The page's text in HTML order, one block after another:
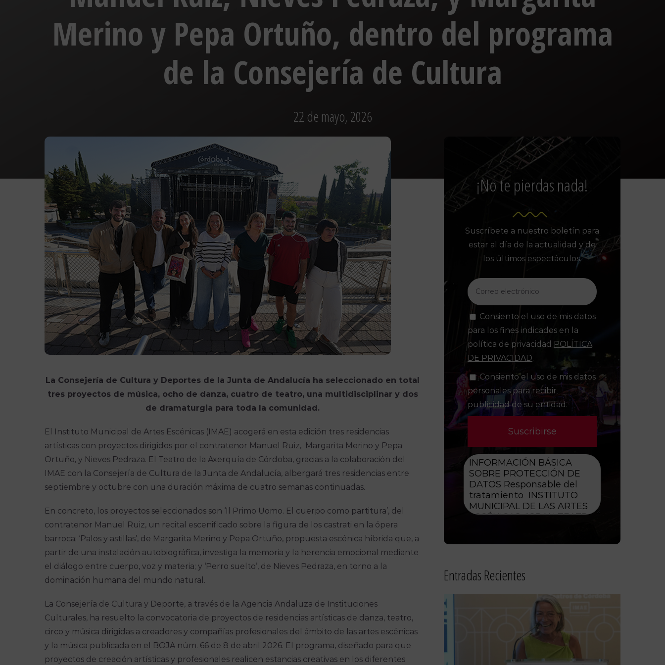
Merino y Pepa Ortuño, dentro del programa
de la Consejería de Cultura
22 de mayo, 2026
La Consejería de Cultura y Deportes de la Junta de Andalucía ha seleccionado en total
tres proyectos de música, ocho de danza, cuatro de teatro, una multidisciplinar y dos
de dramaturgia para toda la comunidad.
El Instituto Municipal de Artes Escénicas (IMAE) acogerá en esta edición tres residencias
artísticas con proyectos dirigidos por el contratenor Manuel Ruiz, Margarita Merino y Pepa
Ortuño, y Nieves Pedraza. El Teatro de la Axerquía de Córdoba, gracias a la colaboración del
IMAE con la Consejería de Cultura de la Junta de Andalucía, albergará tres residencias entre
septiembre y octubre con una duración máxima de cuatro semanas continuadas.
En concreto, los proyectos seleccionados son ‘Il Primo Uomo. El cuerpo como partitura’, del
contratenor Manuel Ruiz, un recital escenificado sobre la figura de los castrati en la ópera
barroca; ‘Palos y astillas’, de Margarita Merino y Pepa Ortuño, propuesta escénica híbrida que, a
partir de una instalación autobiográfica, investiga la memoria y la herencia emocional mediante
el diálogo entre cuerpo, voz y materia; y ‘Perro suelto’, de Nieves Pedraza, en torno a la
dominación humana del mundo natural.
La Consejería de Cultura y Deporte, a través de la Agencia Andaluza de Instituciones
Culturales, ha resuelto la convocatoria de proyectos de residencias artísticas de danza, teatro,
circo y música dirigidas a creadores y compañías profesionales del ámbito de las artes escénicas
y la música publicada en el BOJA núm. 66 de 8 de abril 2026. El programa, diseñado para que
proyectos de creación artísticas y profesionales realicen estancias creativas en los diferentes
¡No te pierdas nada!
Suscríbete a nuestro boletín para
estar al día de la actualidad y de
los últimos espectáculos.
Consiento el uso de mis datos
para los fines indicados en la
política de privacidad POLÍTICA
DE PRIVACIDAD.
Consiento el uso de mis datos
personales para recibir
publicidad de su entidad.
Entradas Recientes